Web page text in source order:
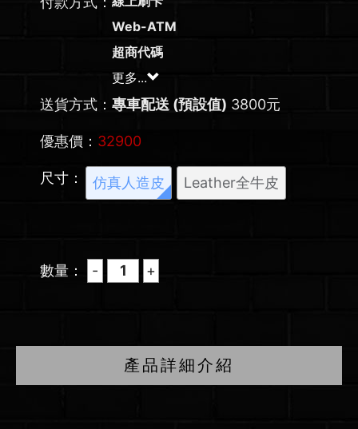
Web-ATM
超商代碼
更多...
送貨方式： 專車配送 (預設值) 3800元
優惠價： 32900
尺寸： 仿真人造皮 Leather全牛皮
數量：
產品詳細介紹